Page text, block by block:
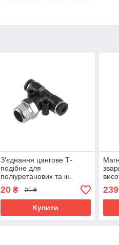
З'єднання цангове Т-
подібне для
поліуретанових та ін.
шлангів 4*4 мм, 1/4" зовн.
різьба INTERTOOL PT-
2350 mst mst
20₴ 21 ₴
Купити
mst
239